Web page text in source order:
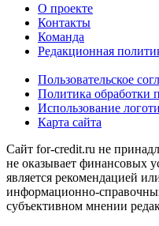
О проекте
Контакты
Команда
Редакционная
Пользовательское
Политика обработки
Использование
Карта сайта
Сайт for-credit.ru не
не оказывает финансовых
является рекомендацией
информационно-
субъективном мнении